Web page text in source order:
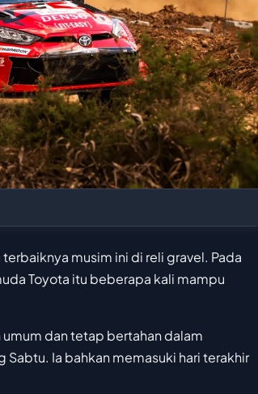
musim ini di reli gravel. Pada
Toyota itu beberapa kali mampu
dan tetap bertahan dalam
Ia bahkan memasuki hari terakhir